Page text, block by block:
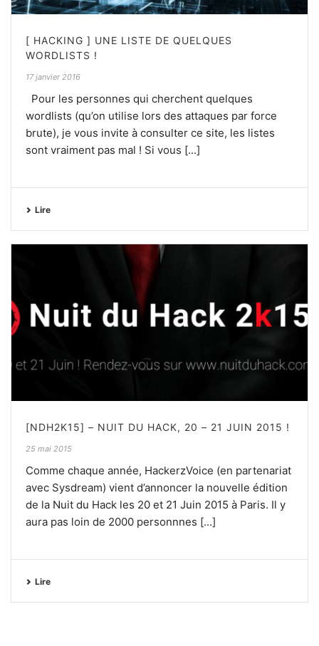
[ HACKING ] UNE LISTE DE QUELQUES
WORDLISTS !
17 janvier 2016
Pour les personnes qui cherchent quelques
wordlists (qu’on utilise lors des attaques par force
brute), je vous invite à consulter ce site, les listes
sont vraiment pas mal ! Si vous [...]
Lire
[NDH2K15] – NUIT DU HACK, 20 – 21 JUIN 2015 !
25 mai 2015
Comme chaque année, HackerzVoice (en partenariat
avec Sysdream) vient d’annoncer la nouvelle édition
de la Nuit du Hack les 20 et 21 Juin 2015 à Paris. Il y
aura pas loin de 2000 personnnes [...]
Lire